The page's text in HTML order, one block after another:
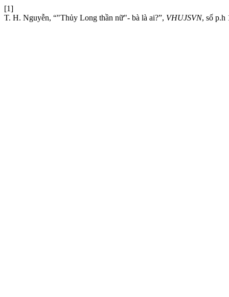
[1]
T. H. Nguyễn, “"Thủy Long thần nữ"- bà là ai?”, VHUJSVN, số p.h